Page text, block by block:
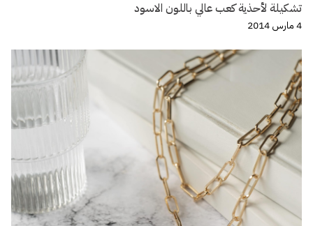
تشكيلة لأحذية كعب عالي باللون الاسود
4 مارس 2014